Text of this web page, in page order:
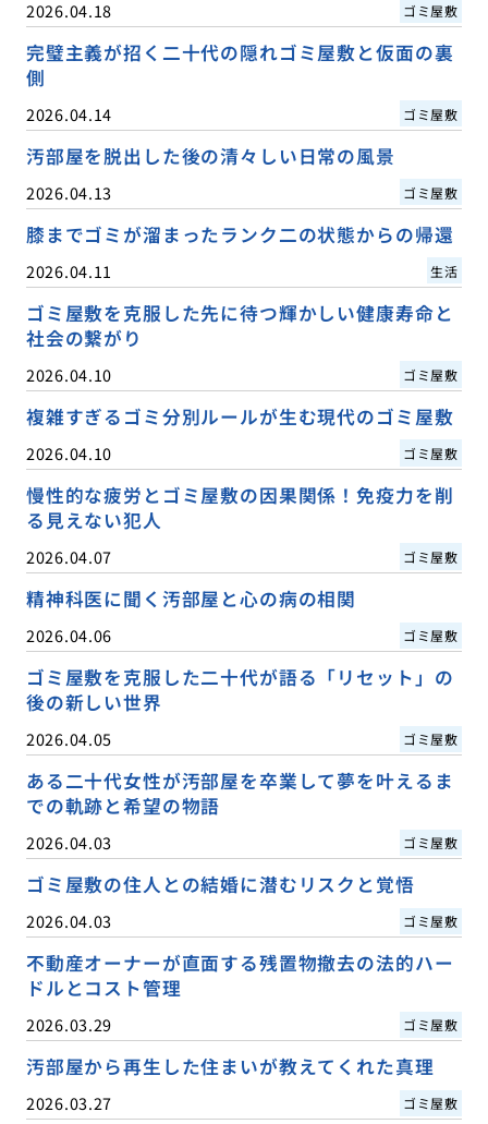
2026.04.18 ゴミ屋敷
完璧主義が招く二十代の隠れゴミ屋敷と仮面の裏
側
2026.04.14 ゴミ屋敷
汚部屋を脱出した後の清々しい日常の風景
2026.04.13 ゴミ屋敷
膝までゴミが溜まったランク二の状態からの帰還
2026.04.11 生活
ゴミ屋敷を克服した先に待つ輝かしい健康寿命と
社会の繋がり
2026.04.10 ゴミ屋敷
複雑すぎるゴミ分別ルールが生む現代のゴミ屋敷
2026.04.10 ゴミ屋敷
慢性的な疲労とゴミ屋敷の因果関係！免疫力を削
る見えない犯人
2026.04.07 ゴミ屋敷
精神科医に聞く汚部屋と心の病の相関
2026.04.06 ゴミ屋敷
ゴミ屋敷を克服した二十代が語る「リセット」の
後の新しい世界
2026.04.05 ゴミ屋敷
ある二十代女性が汚部屋を卒業して夢を叶えるま
での軌跡と希望の物語
2026.04.03 ゴミ屋敷
ゴミ屋敷の住人との結婚に潜むリスクと覚悟
2026.04.03 ゴミ屋敷
不動産オーナーが直面する残置物撤去の法的ハー
ドルとコスト管理
2026.03.29 ゴミ屋敷
汚部屋から再生した住まいが教えてくれた真理
2026.03.27 ゴミ屋敷